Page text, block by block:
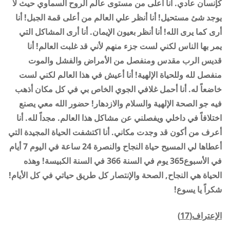
كإنسان عادي. أنا أعلى من مستوى عالم الروح السماوي حيث لا
يوجد شئ مستحيل! أنا أنظر علي العالم من أعلى قمة الجبل! أنا
أرى كما يرى الله! أنا أنظر بعيون الإيمان. أنا أرى المشاكل التي
يمر بها الناس لكني لست جزء منهم لأني قد غلبت العالم! أنا
قديس الرب مقدس ومنفصل من الأمراض والفشل والموت
منفصل لله وللحياة الإلهية! أنا أعيش في هذا العالم لكني لست
خاضعاً له. أنا أحمل غلافي الجوي الخاص بي في كل مكان أذهب
فيه جو الصحة الإلهية والسلام والازدهار! حضور الله معي يصنع
اختلافاً في داخلي ويفصلني عن مشاكل هذا العالم. مجداً لله. أنا
أعرف من أكون قد وجدت مكاني. أنا اكتشفت الحياة المجيدة التي
أعطاها لي المسيح حياة النجاح والنصرة 24 ساعة في اليوم 7 أيام
في الأسبوع365 يوم في السنة 366 في السنة الكبيسة! وهذه
الحياة هي النجاح, الصحة والإنتصار كل طريق حياتي في كل الأيام!
شكراً يا يسوع!
الإعتراف(17)